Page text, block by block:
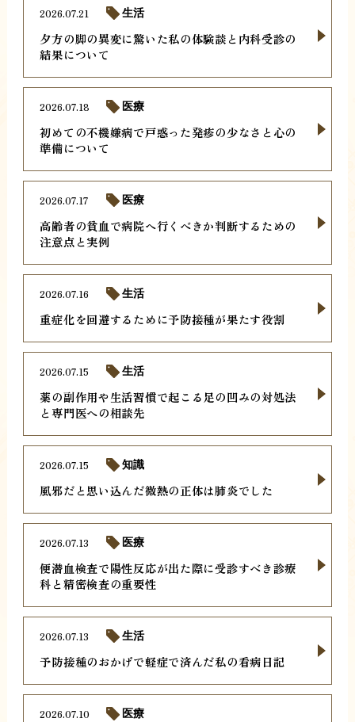
夕方の脚の異変に驚いた私の体験談と内科受診の
結果について
2026.07.21 生活
初めての不機嫌病で戸惑った発疹の少なさと心の
準備について
2026.07.18 医療
高齢者の貧血で病院へ行くべきか判断するための
注意点と実例
2026.07.17 医療
重症化を回避するために予防接種が果たす役割
2026.07.16 生活
薬の副作用や生活習慣で起こる足の凹みの対処法
と専門医への相談先
2026.07.15 生活
風邪だと思い込んだ微熱の正体は肺炎でした
2026.07.15 知識
便潜血検査で陽性反応が出た際に受診すべき診療
科と精密検査の重要性
2026.07.13 医療
予防接種のおかげで軽症で済んだ私の看病日記
2026.07.13 生活
2026.07.10 医療